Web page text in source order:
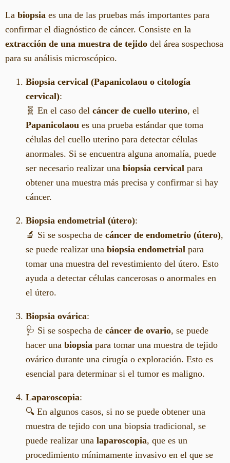
La biopsia es una de las pruebas más importantes para
confirmar el diagnóstico de cáncer. Consiste en la
extracción de una muestra de tejido del área sospechosa
para su análisis microscópico.
Biopsia cervical (Papanicolaou o citología
cervical):
🧬 En el caso del cáncer de cuello uterino, el
Papanicolaou es una prueba estándar que toma
células del cuello uterino para detectar células
anormales. Si se encuentra alguna anomalía, puede
ser necesario realizar una biopsia cervical para
obtener una muestra más precisa y confirmar si hay
cáncer.
Biopsia endometrial (útero):
🔬 Si se sospecha de cáncer de endometrio (útero),
se puede realizar una biopsia endometrial para
tomar una muestra del revestimiento del útero. Esto
ayuda a detectar células cancerosas o anormales en
el útero.
Biopsia ovárica:
🩺 Si se sospecha de cáncer de ovario, se puede
hacer una biopsia para tomar una muestra de tejido
ovárico durante una cirugía o exploración. Esto es
esencial para determinar si el tumor es maligno.
Laparoscopia:
🔍 En algunos casos, si no se puede obtener una
muestra de tejido con una biopsia tradicional, se
puede realizar una laparoscopia, que es un
procedimiento mínimamente invasivo en el que se